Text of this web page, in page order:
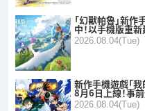
「幻獸帕魯」新
中！以手機版重
2026.08.04(Tue)
新作手機遊戲「
8月6日上線！事
2026.08.04(Tue)